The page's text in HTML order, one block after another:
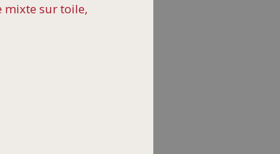
mixte sur toile,